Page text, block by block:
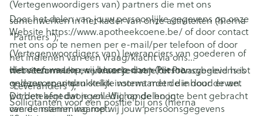
(Vertegenwoordigers van) partners die met ons
samenwerken in het kader van onze activiteiten (hierna
"Partners");
(Vertegenwoordigers van) leveranciers van goederen of
diensten waarop wij beroep doen (hierna
"Leveranciers");
Sollicitanten voor een positie bij ons (hierna
Door het delen van jouw persoonlijke gegevens op onze
Website https://www.apotheekcoene.be/ of door contact
met ons op te nemen per e-mail/per telefoon of door
het indienen van een vraag/klacht via ons
websiteformulier, verklaar je dat je dit Privacybeleid hebt
gelezen en uitdrukkelijk instemt met de inhoud ervan.
Dit betekent dat je volledig op de hoogte bent gebracht
van de manier waarop wij jouw persoonsgegevens
Het verzamelen en verwerken van Persoonsgegevens is
onderworpen aan strikte voorwaarden die door de wet
worden afgedwongen. Wij handelen in
overeenstemming met: